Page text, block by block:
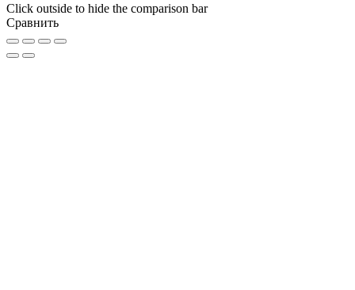
Click outside to hide the comparison bar
Сравнить